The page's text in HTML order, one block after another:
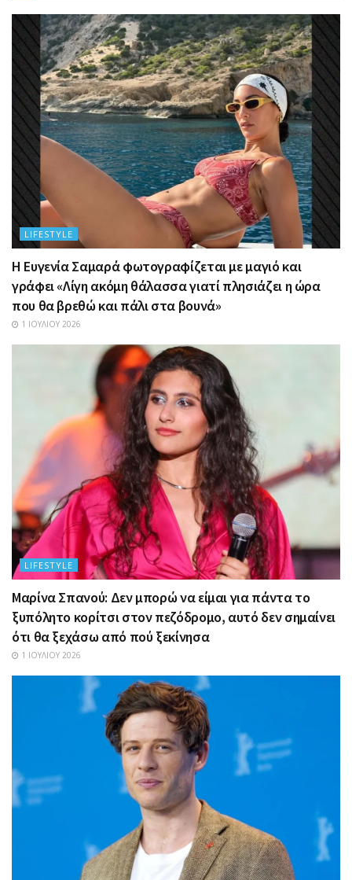
LIFESTYLE
Η Ευγενία Σαμαρά φωτογραφίζεται με μαγιό και
γράφει «Λίγη ακόμη θάλασσα γιατί πλησιάζει η ώρα
που θα βρεθώ και πάλι στα βουνά»
1 ΙΟΥΛΊΟΥ 2026
LIFESTYLE
Μαρίνα Σπανού: Δεν μπορώ να είμαι για πάντα το
ξυπόλητο κορίτσι στον πεζόδρομο, αυτό δεν σημαίνει
ότι θα ξεχάσω από πού ξεκίνησα
1 ΙΟΥΛΊΟΥ 2026